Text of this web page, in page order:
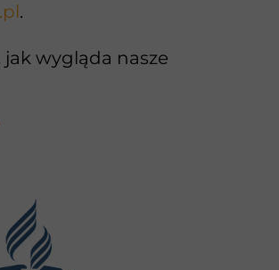
.
jak wygląda nasze